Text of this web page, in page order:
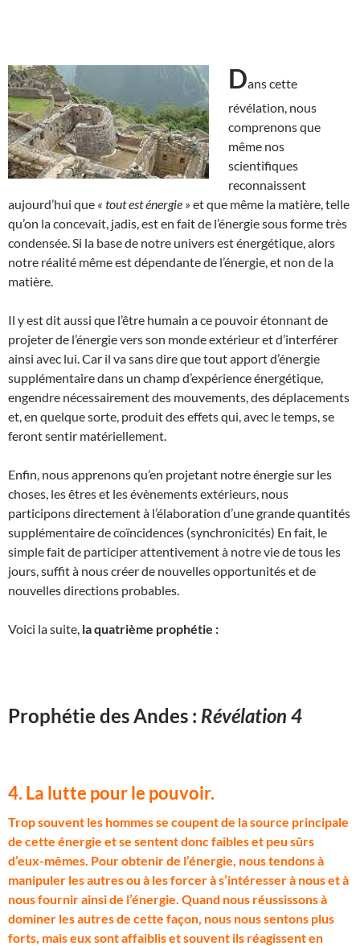
Dans cette
révélation, nous
comprenons que
même nos
scientifiques
reconnaissent
aujourd’hui que « tout est énergie » et que même la matière, telle
qu’on la concevait, jadis, est en fait de l’énergie sous forme très
condensée. Si la base de notre univers est énergétique, alors
notre réalité même est dépendante de l’énergie, et non de la
matière.
Il y est dit aussi que l’être humain a ce pouvoir étonnant de
projeter de l’énergie vers son monde extérieur et d’interférer
ainsi avec lui. Car il va sans dire que tout apport d’énergie
supplémentaire dans un champ d’expérience énergétique,
engendre nécessairement des mouvements, des déplacements
et, en quelque sorte, produit des effets qui, avec le temps, se
feront sentir matériellement.
Enfin, nous apprenons qu’en projetant notre énergie sur les
choses, les êtres et les évènements extérieurs, nous
participons directement à l’élaboration d’une grande quantités
supplémentaire de coïncidences (synchronicités) En fait, le
simple fait de participer attentivement à notre vie de tous les
jours, suffit à nous créer de nouvelles opportunités et de
nouvelles directions probables.
Voici la suite, la quatrième prophétie :
Prophétie des Andes : Révélation 4
4. La lutte pour le pouvoir.
Trop souvent les hommes se coupent de la source principale
de cette énergie et se sentent donc faibles et peu sûrs
d’eux-mêmes. Pour obtenir de l’énergie, nous tendons à
manipuler les autres ou à les forcer à s’intéresser à nous et à
nous fournir ainsi de l’énergie. Quand nous réussissons à
dominer les autres de cette façon, nous nous sentons plus
forts, mais eux sont affaiblis et souvent ils réagissent en